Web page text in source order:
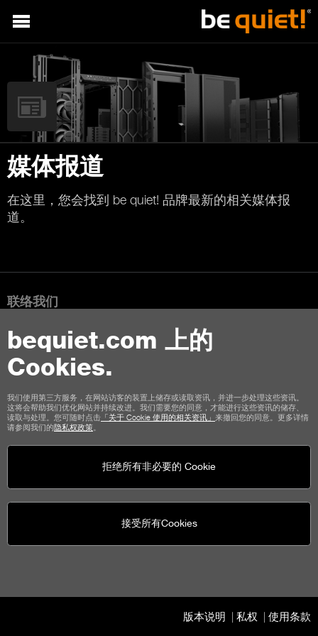
bequiet.com 上的
Cookies.
我们使用第三方服务，在网站访客的装置上储存或读取资讯，并进一步处理这些资讯。
这将会帮助我们优化网站并持续改进。我们需要您的同意，才能进行这些资讯的储存、
读取与处理。您可随时点击 「关于 Cookie 使用的相关资讯」 来撤回您的同意。更多详情
请参阅我们的隐私权政策
拒绝所有非必要的 Cookie
接受所有Cookies
版本说明 私权 使用条款
媒体报道
在这里，您会找到 be quiet! 品牌最新的相关媒体报
道。
联络我们
使用条款 私权 Cookies
版本说明
商店顾客通用条款
取消政策 付款方式 运输选项
be quiet!社群媒体
© be quiet! 2026